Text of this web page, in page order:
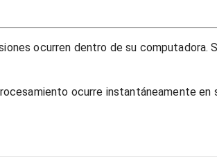
ocurren dentro de su computadora.
ocurre instantáneamente en